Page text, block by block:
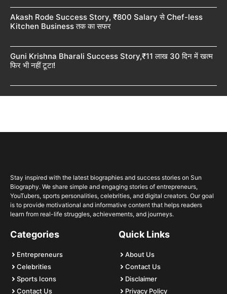
Akash Rode Success Story, ₹800 Salary से Chef-less
Kitchen Business तक का सफर
Guni Krishna Bharali Success Story,₹11 लाख 30 दिन में खत्म
फिर भी नहीं टूटा!
Stay inspired with the latest biographies and success stories on Sun
Biography. We share simple and engaging stories of entrepreneurs,
YouTubers, sports personalities, celebrities, and digital creators. Our goal
is to provide motivational and informative content that helps readers
learn from real-life struggles, achievements, and journeys.
Categories
Entrepreneurs
Celebrities
Sports Icons
Contact Us
Quick Links
About Us
Contact Us
Disclaimer
Privacy Policy